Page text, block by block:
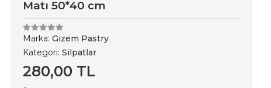
Matı 50*40 cm
Marka:Gizem Pastry
Kategori:Silpatlar
280,00 TL